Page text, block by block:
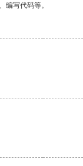
编写代码等。